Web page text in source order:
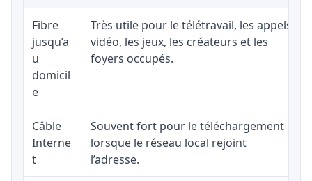
Fibre
jusqu’a
u
domicil
e
Très utile pour le télétravail, les appels
vidéo, les jeux, les créateurs et les
foyers occupés.
Câble
Interne
t
Souvent fort pour le téléchargement
lorsque le réseau local rejoint
l’adresse.